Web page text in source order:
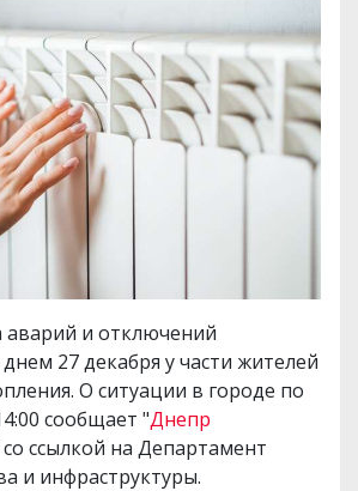
аварий и отключений
27 декабря у части жителей
О ситуации в городе по
сообщает "Днепр
ссылкой на Департамент
и инфраструктуры.